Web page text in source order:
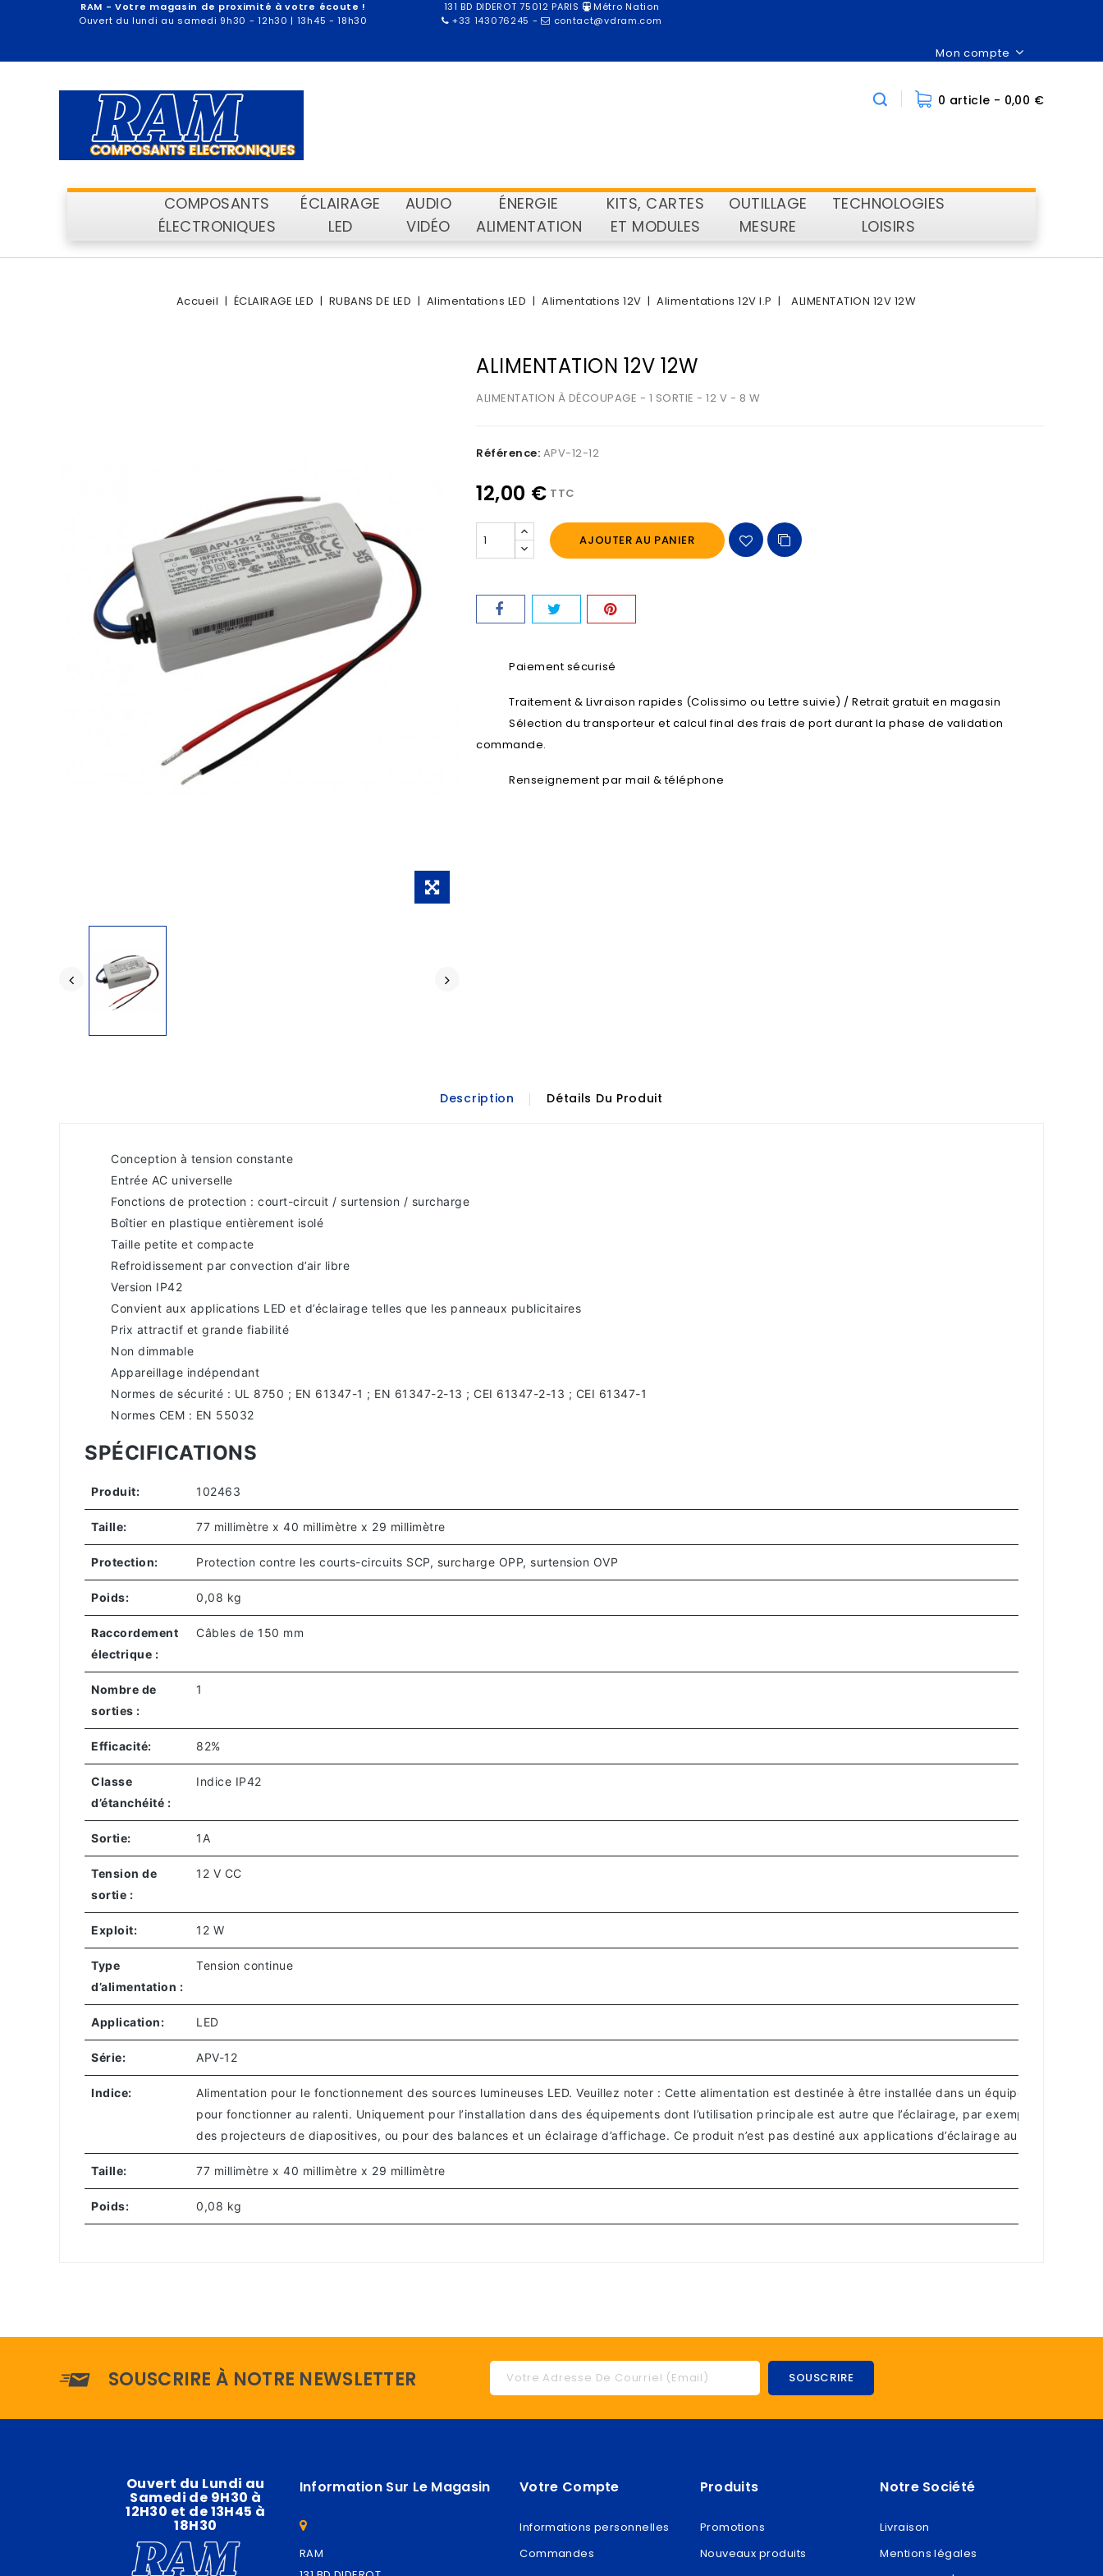
RAM - Votre magasin de proximité à votre écoute !
Ouvert du lundi au samedi 9h30 - 12h30 | 13h45 - 18h30
131 BD DIDEROT 75012 PARIS
Métro Nation
+33 143076245 - contact@vdram.com
Mon compte
0 article - 0,00 €
COMPOSANTS
ÉLECTRONIQUES
ÉCLAIRAGE
LED
AUDIO
VIDÉO
ÉNERGIE
ALIMENTATION
KITS, CARTES
ET MODULES
OUTILLAGE
MESURE
TECHNOLOGIES
LOISIRS
Accueil ÉCLAIRAGE LED RUBANS DE LED Alimentations LED Alimentations 12V Alimentations 12V I.P ALIMENTATION 12V 12W
ALIMENTATION 12V 12W
ALIMENTATION À DÉCOUPAGE - 1 SORTIE - 12 V - 8 W
Référence: APV-12-12
12,00 € TTC
AJOUTER AU PANIER
Paiement sécurisé
Traitement & Livraison rapides (Colissimo ou Lettre suivie) / Retrait gratuit en magasin
Sélection du transporteur et calcul final des frais de port durant la phase de validation
commande.
Renseignement par mail & téléphone
Description Détails Du Produit
Conception à tension constante
Entrée AC universelle
Fonctions de protection : court-circuit / surtension / surcharge
Boîtier en plastique entièrement isolé
Taille petite et compacte
Refroidissement par convection d’air libre
Version IP42
Convient aux applications LED et d’éclairage telles que les panneaux publicitaires
Prix attractif et grande fiabilité
Non dimmable
Appareillage indépendant
Normes de sécurité : UL 8750 ; EN 61347-1 ; EN 61347-2-13 ; CEI 61347-2-13 ; CEI 61347-1
Normes CEM : EN 55032
SPÉCIFICATIONS
Produit: 102463
Taille: 77 millimètre x 40 millimètre x 29 millimètre
Protection: Protection contre les courts-circuits SCP, surcharge OPP, surtension OVP
Poids: 0,08 kg
Raccordement
électrique :
Câbles de 150 mm
Nombre de
sorties :
1
Efficacité: 82%
Classe
d’étanchéité :
Indice IP42
Sortie: 1A
Tension de
sortie :
12 V CC
Exploit: 12 W
Type
d’alimentation :
Tension continue
Application: LED
Série: APV-12
Indice:
Alimentation pour le fonctionnement des sources lumineuses LED. Veuillez noter : Cette alimentation est destinée à être installée dans un équipement
pour fonctionner au ralenti. Uniquement pour l’installation dans des équipements dont l’utilisation principale est autre que l’éclairage, par exemple des
des projecteurs de diapositives, ou pour des balances et un éclairage d’affichage. Ce produit n’est pas destiné aux applications d’éclairage au sein de
Taille: 77 millimètre x 40 millimètre x 29 millimètre
Poids: 0,08 kg
SOUSCRIRE À NOTRE NEWSLETTER
Ouvert du Lundi au
Samedi de 9H30 à
12H30 et de 13H45 à
18H30
Information Sur Le Magasin
RAM
Votre Compte
Informations personnelles
Commandes
Produits
Promotions
Nouveaux produits
Notre Société
Livraison
Mentions légales